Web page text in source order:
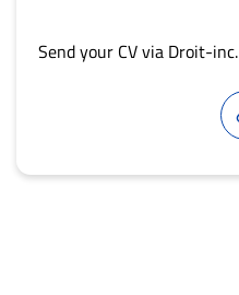
Send your CV via Droit-inc.